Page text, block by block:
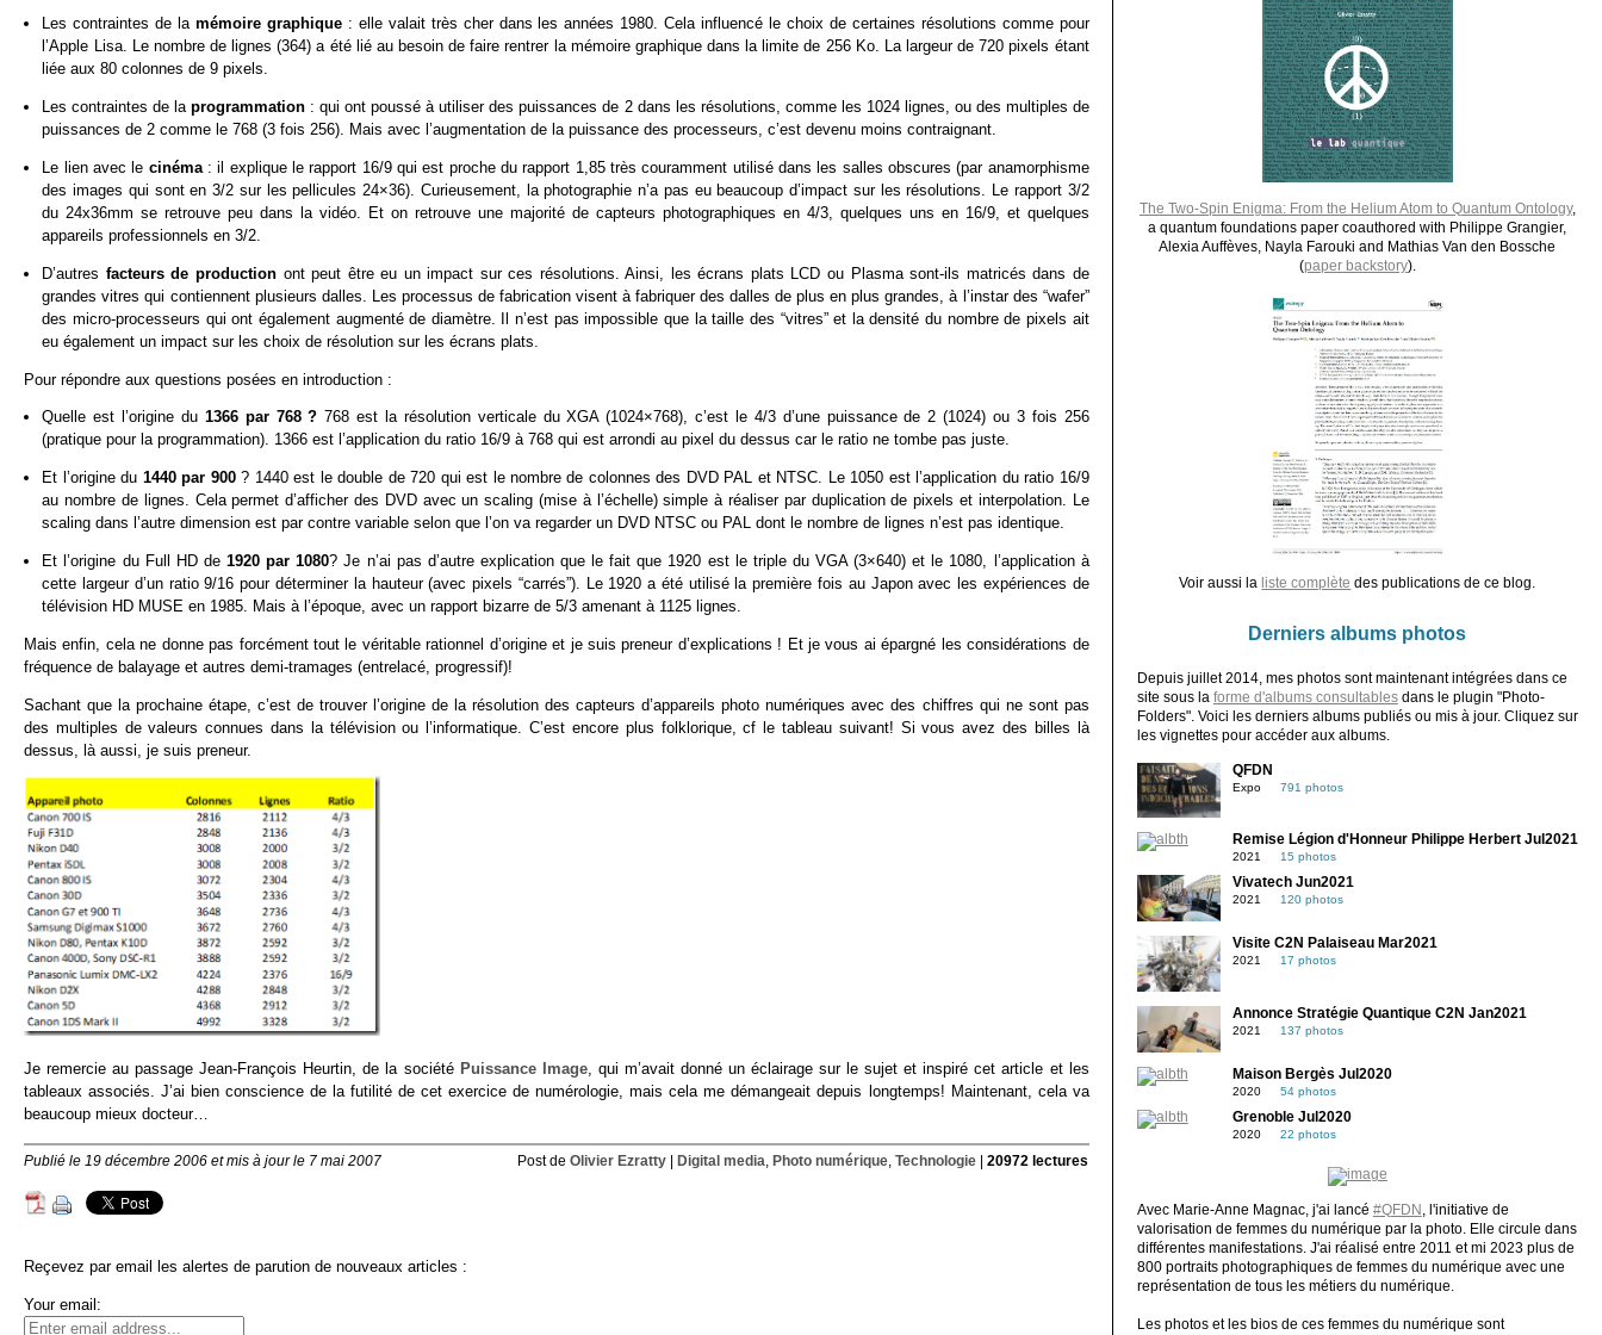
Les contraintes de lamémoire graphique : elle valait très cher dans les années 1980. Cela influencé le choix de certaines résolutions comme pour
l’Apple Lisa. Le nombre de lignes (364) a été lié au besoin de faire rentrer la mémoire graphique dans la limite de 256 Ko. La largeur de 720 pixels étant
liée aux 80 colonnes de 9 pixels.
Les contraintes de laprogrammation : qui ont poussé à utiliser des puissances de 2 dans les résolutions, comme les 1024 lignes, ou des multiples de
puissances de 2 comme le 768 (3 fois 256). Mais avec l’augmentation de la puissance des processeurs, c’est devenu moins contraignant.
Le lien avec le cinéma: il explique le rapport 16/9 qui est proche du rapport 1,85 très couramment utilisé dans les salles obscures (par anamorphisme
des images qui sont en 3/2 sur les pellicules 24×36). Curieusement, la photographie n’a pas eu beaucoup d’impact sur les résolutions. Le rapport 3/2
du 24x36mm se retrouve peu dans la vidéo. Et on retrouve une majorité de capteurs photographiques en 4/3, quelques uns en 16/9, et quelques
appareils professionnels en 3/2.
D’autres facteurs de production ont peut être eu un impact sur ces résolutions. Ainsi, les écrans plats LCD ou Plasma sont-ils matricés dans de
grandes vitres qui contiennent plusieurs dalles. Les processus de fabrication visent à fabriquer des dalles de plus en plus grandes, à l’instar des “wafer”
des micro-processeurs qui ont également augmenté de diamètre. Il n’est pas impossible que la taille des “vitres” et la densité du nombre de pixels ait
eu également un impact sur les choix de résolution sur les écrans plats.
Pour répondre aux questions posées en introduction :
Quelle est l’origine du 1366 par 768 ? 768 est la résolution verticale du XGA (1024×768), c’est le 4/3 d’une puissance de 2 (1024) ou 3 fois 256
(pratique pour la programmation). 1366 est l’application du ratio 16/9 à 768 qui est arrondi au pixel du dessus car le ratio ne tombe pas juste.
Et l’origine du 1440 par 900? 1440 est le double de 720 qui est le nombre de colonnes des DVD PAL et NTSC. Le 1050 est l’application du ratio 16/9
au nombre de lignes. Cela permet d’afficher des DVD avec un scaling (mise à l’échelle) simple à réaliser par duplication de pixels et interpolation. Le
scaling dans l’autre dimension est par contre variable selon que l’on va regarder un DVD NTSC ou PAL dont le nombre de lignes n’est pas identique.
Et l’origine du Full HD de1920 par 1080? Je n’ai pas d’autre explication que le fait que 1920 est le triple du VGA (3×640) et le 1080, l’application à
cette largeur d’un ratio 9/16 pour déterminer la hauteur (avec pixels “carrés”). Le 1920 a été utilisé la première fois au Japon avec les expériences de
télévision HD MUSE en 1985. Mais à l’époque, avec un rapport bizarre de 5/3 amenant à 1125 lignes.
Mais enfin, cela ne donne pas forcément tout le véritable rationnel d’origine et je suis preneur d’explications ! Et je vous ai épargné les considérations de
fréquence de balayage et autres demi-tramages (entrelacé, progressif)!
Sachant que la prochaine étape, c’est de trouver l’origine de la résolution des capteurs d’appareils photo numériques avec des chiffres qui ne sont pas
des multiples de valeurs connues dans la télévision ou l’informatique. C’est encore plus folklorique, cf le tableau suivant! Si vous avez des billes là
dessus, là aussi, je suis preneur.
Je remercie au passage Jean-François Heurtin, de la société Puissance Image, qui m’avait donné un éclairage sur le sujet et inspiré cet article et les
tableaux associés. J’ai bien conscience de la futilité de cet exercice de numérologie, mais cela me démangeait depuis longtemps! Maintenant, cela va
beaucoup mieux docteur…
Publié le 19 décembre 2006 et mis à jour le 7 mai 2007 Post de Olivier Ezratty| Digital media Photo numérique, Technologie| 20972 lectures
Reçevez par email les alertes de parution de nouveaux articles :
Your email:
The Two-Spin Enigma: From the Helium Atom to Quantum Ontology,
a quantum foundations paper coauthored with Philippe Grangier,
Alexia Auffèves, Nayla Farouki and Mathias Van den Bossche
(paper backstory).
Voir aussi la liste complète des publications de ce blog.
Derniers albums photos
Depuis juillet 2014, mes photos sont maintenant intégrées dans ce
site sous la forme d'albums consultablesdans le plugin "Photo-
Folders". Voici les derniers albums publiés ou mis à jour. Cliquez sur
les vignettes pour accéder aux albums.
QFDN
Expo 791 photos
Remise Légion d'Honneur Philippe Herbert Jul2021
2021 15 photos
Vivatech Jun2021
2021 120 photos
Visite C2N Palaiseau Mar2021
2021 17 photos
Annonce Stratégie Quantique C2N Jan2021
2021 137 photos
Maison Bergès Jul2020
2020 54 photos
Grenoble Jul2020
2020 22 photos
Avec Marie-Anne Magnac, j'ai lancé #QFDN , l'initiative de
valorisation de femmes du numérique par la photo. Elle circule dans
différentes manifestations. J'ai réalisé entre 2011 et mi 2023 plus de
800 portraits photographiques de femmes du numérique avec une
représentation de tous les métiers du numérique.
Les photos et les bios de ces femmes du numérique sont